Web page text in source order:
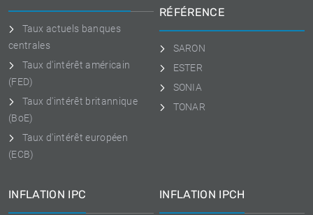
Taux actuels banques
centrales
Taux d'intérêt américain
(FED)
Taux d'intérêt britannique
(BoE)
Taux d'intérêt européen
(ECB)
RÉFÉRENCE
SARON
ESTER
SONIA
TONAR
INFLATION IPC INFLATION IPCH